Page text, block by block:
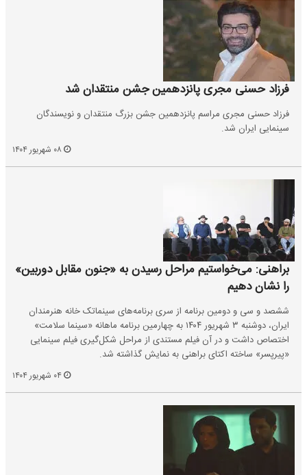
فرزاد حسنی مجری پانزدهمین جشن منتقدان شد
فرزاد حسنی مجری مراسم پانزدهمین جشن بزرگ منتقدان و نویسندگان
سینمایی ایران شد.
براهنی: می‌خواستیم مراحل رسیدن به «جنون مقابل دوربین»
را نشان دهیم
ششصد و سی و دومین برنامه از سری برنامه‌های سینماتک خانه هنرمندان
ایران، دوشنبه ۳ شهریور ۱۴۰۴ به چهارمین برنامه ماهانه «سینما سلامت»
اختصاص داشت و در آن فیلم مستندی از مراحل شکل‌گیری فیلم سینمایی
«پیرپسر» ساخته اکتای براهنی به نمایش گذاشته شد.